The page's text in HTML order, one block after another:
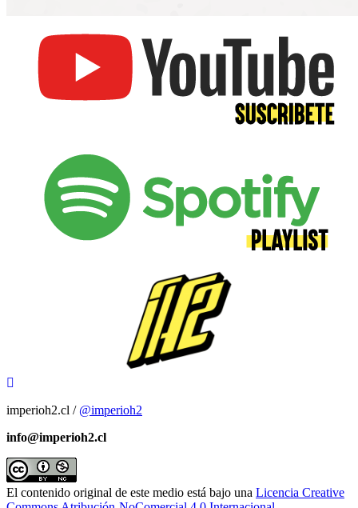
imperioh2.cl / @imperioh2
info@imperioh2.cl
El contenido original de este medio está bajo una Licencia Creative